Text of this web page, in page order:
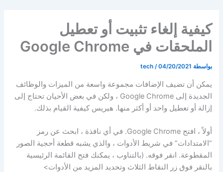
كيفية إلغاء تثبيت أو تعطيل
الملحقات في Google Chrome
بواسطة tech /04/20/2021
يمكن أن تضيف الإضافات مجموعة واسعة من الميزات والوظائف
الجديدة إلى Google Chrome ، ولكن في بعض الأحيان تحتاج إلى
إزالة أو تعطيل واحد أو أكثر منها. هيريس كيفية القيام بذلك.
أولاً ، افتح Google Chrome. في أي نافذة ، ابحث عن رمز
“الامتدادات” في شريط الأدوات ، والذي يشبه قطعة أحجية الصور
المقطوعة. انقر فوقه. (بالتناوب ، يمكنك فتح القائمة الرئيسية
بالنقر فوق زر النقاط الثلاث وتحديد المزيد من الأدوات>